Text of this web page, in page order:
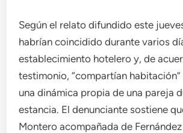
Según el relato difundido este
habrían coincidido durante varios
establecimiento hotelero y, de
testimonio, “compartían
una dinámica propia de una pareja
estancia. El denunciante sostiene
Montero acompañada de